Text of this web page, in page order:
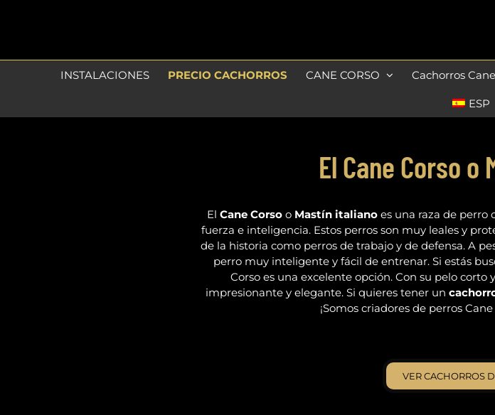
INSTALACIONES PRECIO CACHORROS CANE CORSO Cachorros
ESP
El Cane Corso
El Cane Corsoo Mastín italianoes una raza de perro
fuerza e inteligencia. Estos perros son muy leales y
de la historia como perros de trabajo y de defensa. A
perro muy inteligente y fácil de entrenar. Si estás
Corso es una excelente opción. Con su pelo
impresionante y elegante. Si quieres tener un
¡Somos criadores de perros
VER CACHORROS